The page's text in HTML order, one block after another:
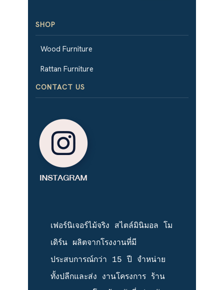
SHOP
Wood Furniture
Rattan Furniture
CONTACT US
เฟอร์นิเจอร์ไม้จริง สไตล์มินิมอล โม
เดิร์น ผลิตจากโรงงานที่มี
ประสบการณ์​กว่า 15 ปี จำหน่าย
ทั้งปลีกและส่ง งานโครงการ ร้าน